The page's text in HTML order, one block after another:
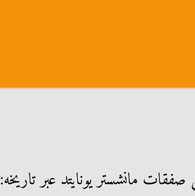
صفقات مانشستر يونايتد عبر تاريخه: